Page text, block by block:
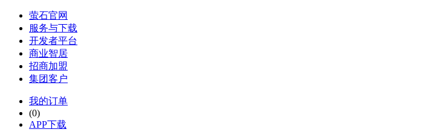
萤石官网
服务与下载
开发者平台
商业智居
招商加盟
集团客户
我的订单
(0)
APP下载